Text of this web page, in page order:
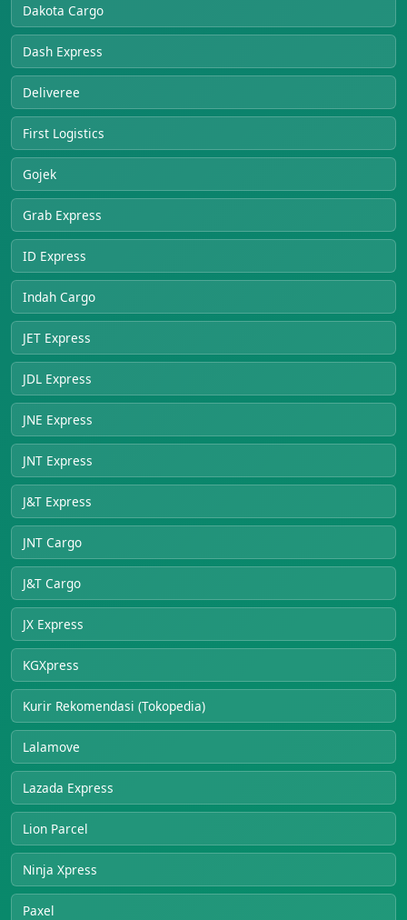
Dakota Cargo
Dash Express
Deliveree
First Logistics
Gojek
Grab Express
ID Express
Indah Cargo
JET Express
JDL Express
JNE Express
JNT Express
J&T Express
JNT Cargo
J&T Cargo
JX Express
KGXpress
Kurir Rekomendasi (Tokopedia)
Lalamove
Lazada Express
Lion Parcel
Ninja Xpress
Paxel